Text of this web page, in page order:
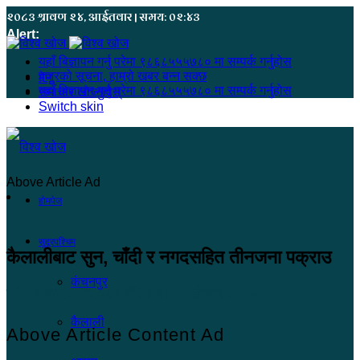
२०८३ श्रावण २४, आईतवार | समय: ०२:४३
Alert:
यहाँ बिज्ञापन गर्नु परेमा ९८६८५५५७८० मा सम्पर्क गर्नुहोस
हजुरको सूचना, हाम्रो खबर बन्न सक्छ
यहाँ बिज्ञापन गर्नु परेमा ९८६८५५५७८० मा सम्पर्क गर्नुहोस
मेनू
समाचार खोज्नुहोस्
Switch skin
होमपेज
सुदूरपश्चिम
कंचनपुर
कैलाली
Above Article Ad
कैलालीबाट सुन, चाँदी र नगदसहित तीनजना पक्राउ
२०८१ मंसिर २३, आईतवार ०८:०९
Above Article Content Ad